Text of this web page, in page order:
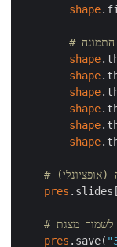
shape
shape
shape
shape
shape
shape
shape
(אופציונלי)
pres .slides[
# לשמור מצגת
pres .save(